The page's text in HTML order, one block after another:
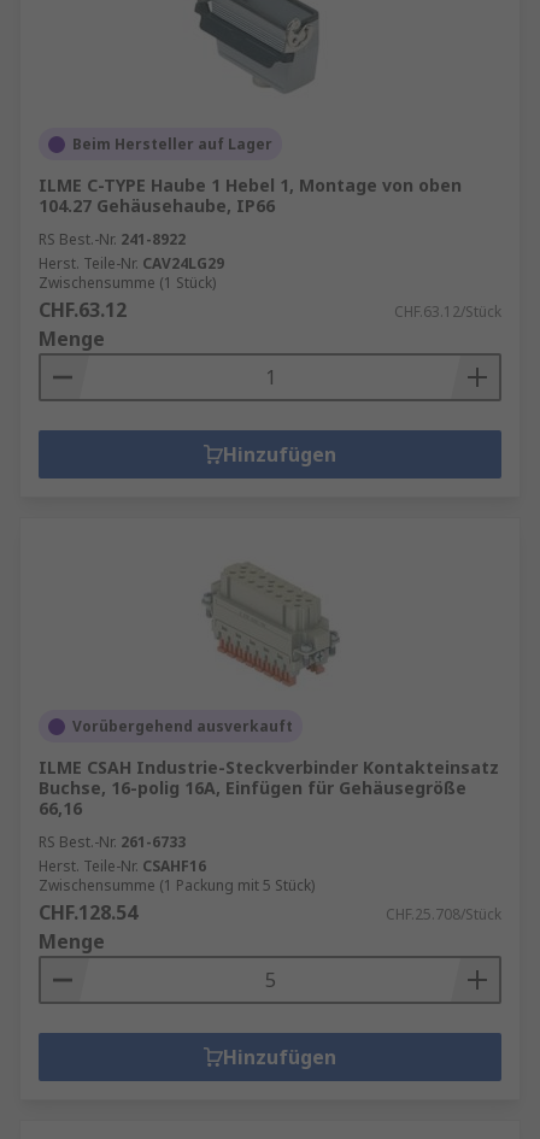
Beim Hersteller auf Lager
ILME C-TYPE Haube 1 Hebel 1, Montage von oben
104.27 Gehäusehaube, IP66
RS Best.-Nr. 241-8922
Herst. Teile-Nr. CAV24LG29
Zwischensumme (1 Stück)
CHF.63.12 CHF.63.12/Stück
Menge
Hinzufügen
Vorübergehend ausverkauft
ILME CSAH Industrie-Steckverbinder Kontakteinsatz
Buchse, 16-polig 16A, Einfügen für Gehäusegröße
66,16
RS Best.-Nr. 261-6733
Herst. Teile-Nr. CSAHF16
Zwischensumme (1 Packung mit 5 Stück)
CHF.128.54 CHF.25.708/Stück
Menge
Hinzufügen